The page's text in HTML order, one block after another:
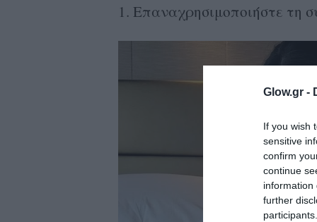
Glow.gr -
If you wish
sensitive
confirm
continue
information
further
1. Επαναχρησιμοποιήστε τη